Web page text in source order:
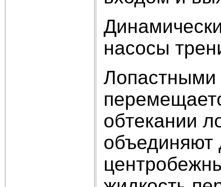
насосы
Лопастными
обтекании
объединяют